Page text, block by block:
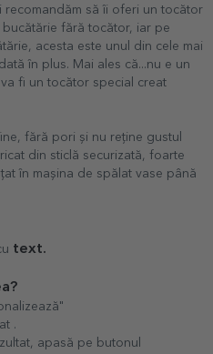
să îi oferi un tocător
fără tocător, iar pe
acesta este unul din cele mai
în plus. Mai ales că...nu e un
fi un tocător special creat
fără pori și nu reține gustul
din sticlă securizată, foarte
în mașina de spălat vase până
text.
.
apasă pe butonul